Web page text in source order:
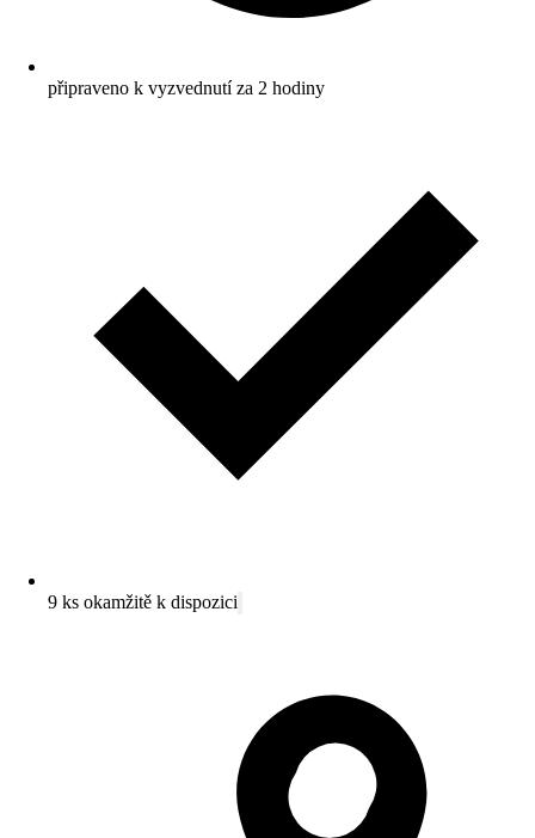
připraveno k vyzvednutí za 2 hodiny
9 ks okamžitě k dispozici